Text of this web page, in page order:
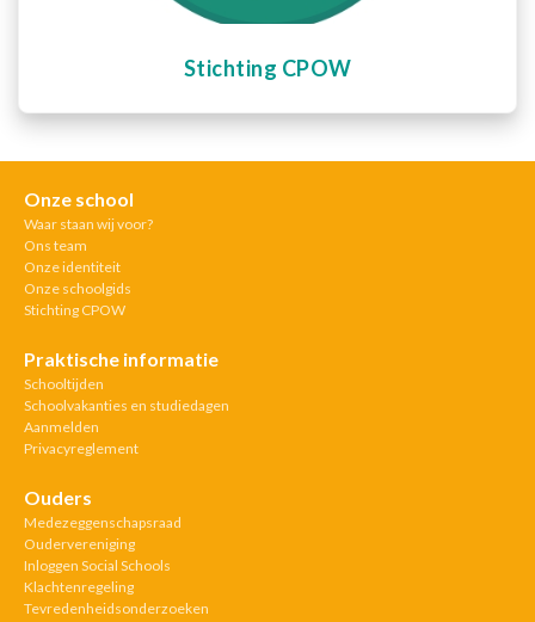
Stichting CPOW
Onze school
Waar staan wij voor?
Ons team
Onze identiteit
Onze schoolgids
Stichting CPOW
Praktische informatie
Schooltijden
Schoolvakanties en studiedagen
Aanmelden
Privacyreglement
Ouders
Medezeggenschapsraad
Oudervereniging
Inloggen Social Schools
Klachtenregeling
Tevredenheidsonderzoeken